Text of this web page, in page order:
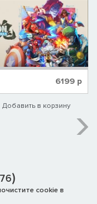
6199 р
Добавить в корзину
76)
cookie в